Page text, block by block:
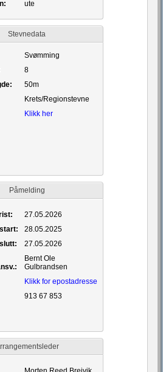
ute
Stevnedata
Svømming
8
50m
Krets/Regionstevne
Klikk her
Påmelding
27.05.2026
28.05.2025
27.05.2026
Bernt Ole
Gulbrandsen
Klikk for epostadresse
913 67 853